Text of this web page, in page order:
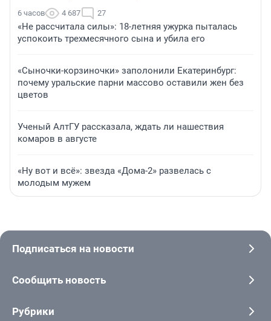
6 часов 4 687 27
«Не рассчитала силы»: 18-летняя ужурка пыталась
успокоить трехмесячного сына и убила его
«Сыночки-корзиночки» заполонили Екатеринбург:
почему уральские парни массово оставили жен без
цветов
Ученый АлтГУ рассказала, ждать ли нашествия
комаров в августе
«Ну вот и всё»: звезда «Дома-2» развелась с
молодым мужем
Подписаться на новости
Сообщить новость
Рубрики